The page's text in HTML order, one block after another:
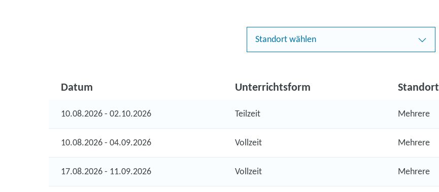
Standort wählen
Datum Unterrichtsform Standort
10.08.2026 - 02.10.2026 Teilzeit Mehrere
10.08.2026 - 04.09.2026 Vollzeit Mehrere
17.08.2026 - 11.09.2026 Vollzeit Mehrere